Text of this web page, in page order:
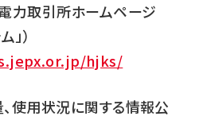
力取引所ホームページ
）
hjks/
使用状況に関する情報公